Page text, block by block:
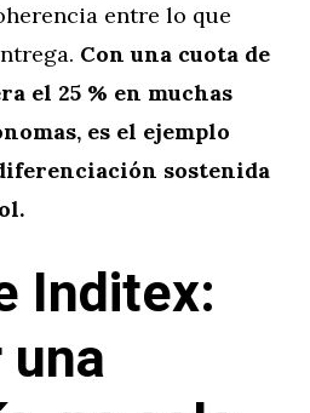
entre lo que
Con una cuota de
el 25 % en muchas
es el ejemplo
sostenida
Inditex: